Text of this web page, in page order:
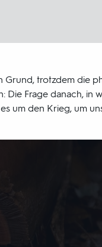
trotzdem die
Die Frage danach,
um den Krieg, um